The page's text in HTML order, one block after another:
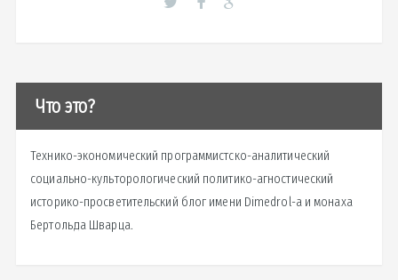
Что это?
Технико-экономический программистско-аналитический
социально-культорологический политико-агностический
историко-просветительский блог имени Dimedrol-a и монаха
Бертольда Шварца.